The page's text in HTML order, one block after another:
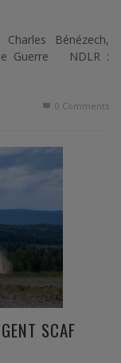
Bénézech,
Guerre NDLR :
0 Comments
SCAF